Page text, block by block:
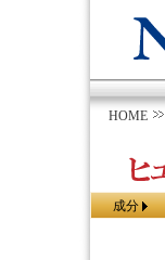
HOME
成分